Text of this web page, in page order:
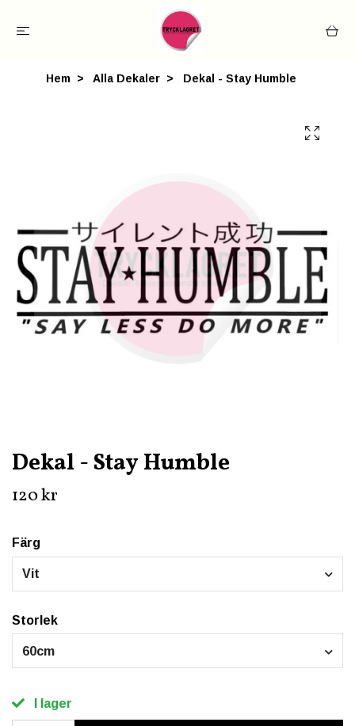
Hem Alla Dekaler Dekal - Stay Humble
Dekal - Stay Humble
120 kr
Färg
Vit
Storlek
60cm
I lager